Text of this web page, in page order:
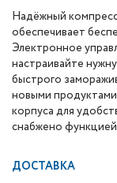
Надёжный
обеспечивает
Электронное
настраивайте
быстрого
новыми
корпуса для
снабжено
ДОСТАВКА